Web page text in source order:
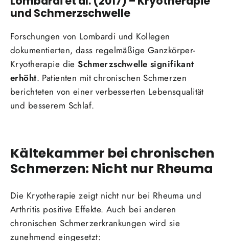
und Schmerzschwelle
Forschungen von Lombardi und Kollegen
dokumentierten, dass regelmäßige Ganzkörper-
Kryotherapie dieSchmerzschwelle signifikant
erhöht. Patienten mit chronischen Schmerzen
berichteten von einer verbesserten Lebensqualität
und besserem Schlaf.
Kältekammer bei chronischen
Schmerzen: Nicht nur Rheuma
Die Kryotherapie zeigt nicht nur bei Rheuma und
Arthritis positive Effekte. Auch bei anderen
chronischen Schmerzerkrankungen wird sie
zunehmend eingesetzt: